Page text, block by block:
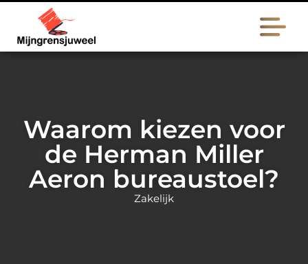
Waarom kiezen voor
de Herman Miller
Aeron bureaustoel?
Zakelijk